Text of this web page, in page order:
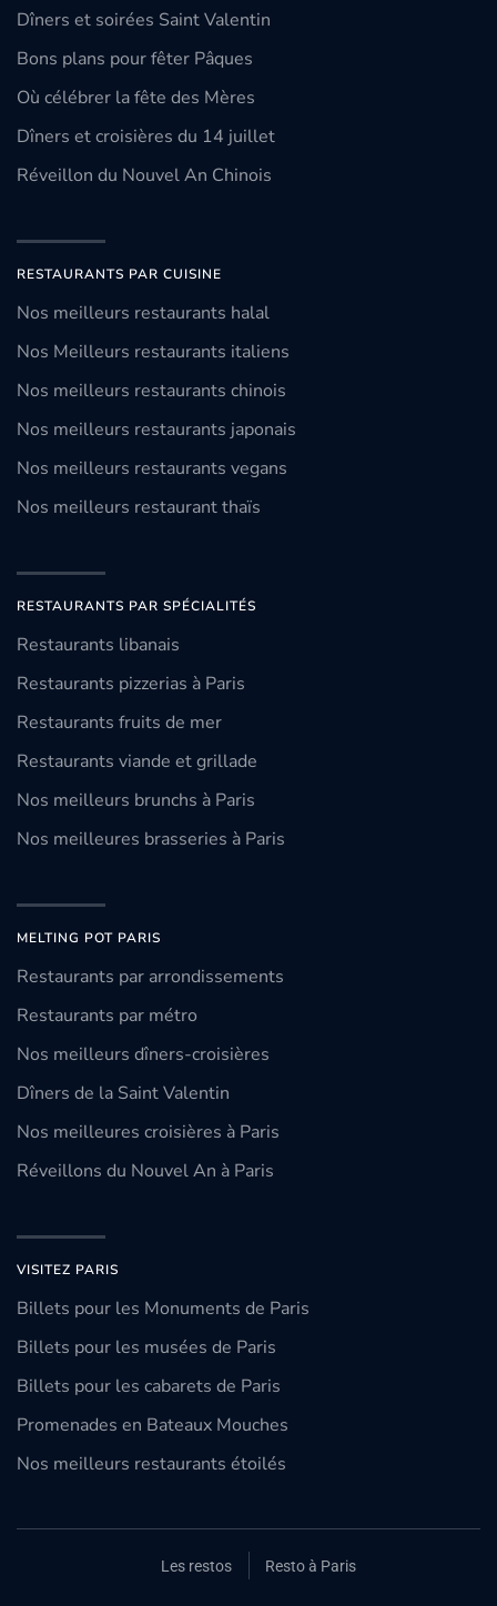
Dîners et soirées Saint Valentin
Bons plans pour fêter Pâques
Où célébrer la fête des Mères
Dîners et croisières du 14 juillet
Réveillon du Nouvel An Chinois
RESTAURANTS PAR CUISINE
Nos meilleurs restaurants halal
Nos Meilleurs restaurants italiens
Nos meilleurs restaurants chinois
Nos meilleurs restaurants japonais
Nos meilleurs restaurants vegans
Nos meilleurs restaurant thaïs
RESTAURANTS PAR SPÉCIALITÉS
Restaurants libanais
Restaurants pizzerias à Paris
Restaurants fruits de mer
Restaurants viande et grillade
Nos meilleurs brunchs à Paris
Nos meilleures brasseries à Paris
MELTING POT PARIS
Restaurants par arrondissements
Restaurants par métro
Nos meilleurs dîners-croisières
Dîners de la Saint Valentin
Nos meilleures croisières à Paris
Réveillons du Nouvel An à Paris
VISITEZ PARIS
Billets pour les Monuments de Paris
Billets pour les musées de Paris
Billets pour les cabarets de Paris
Promenades en Bateaux Mouches
Nos meilleurs restaurants étoilés
Les restos Resto à Paris